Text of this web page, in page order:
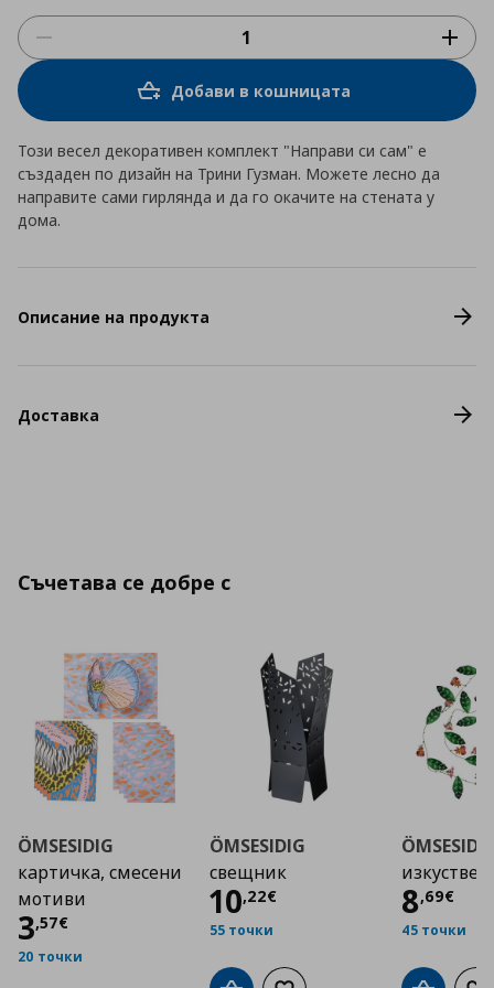
Добави в кошницата
Този весел декоративен комплект "Направи си сам" е
създаден по дизайн на Трини Гузман. Можете лесно да
направите сами гирлянда и да го окачите на стената у
дома.
Описание на продукта
Доставка
Съчетава се добре с
ÖMSESIDIG
картичка, смесени
мотиви
3,57€
Цена
20 точки
ÖMSESIDIG
свещник
10,22€
Цена
55 точки
8,69€
Цена
45 точки